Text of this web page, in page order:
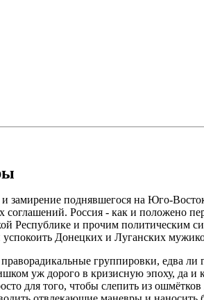
замирение поднявшегося на Юго-
Россия - как и положено
Республике и прочим политическим
успокоить Донецких и Луганских
группировки, едва ли
уж дорого в кризисную эпоху, да и
для того, чтобы слепить из